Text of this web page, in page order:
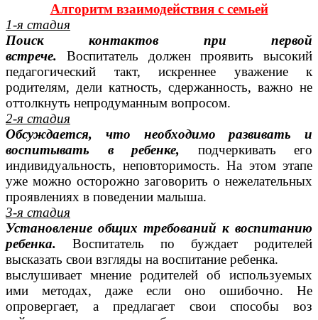
Алгоритм взаимодействия с семьей
1-я стадия
Поиск контактов при первой
встрече.
Воспитатель должен проявить высокий
педагогический такт, искреннее уважение к
родителям, дели катность, сдержанность, важно не
оттолкнуть непродуманным вопросом.
2-я стадия
Обсуждается, что необходимо развивать и
воспитывать в ребенке, подчеркивать его
индивидуальность, неповторимость. На этом этапе
уже можно осторожно заговорить о нежелательных
проявлениях в поведении малыша.
3-я стадия
Установление общих требований к воспитанию
ребенка. Воспитатель по буждает родителей
высказать свои взгляды на воспитание ребенка.
выслушивает мнение родителей об используемых
ими методах, даже если оно ошибочно. Не
опровергает, а предлагает свои способы воз